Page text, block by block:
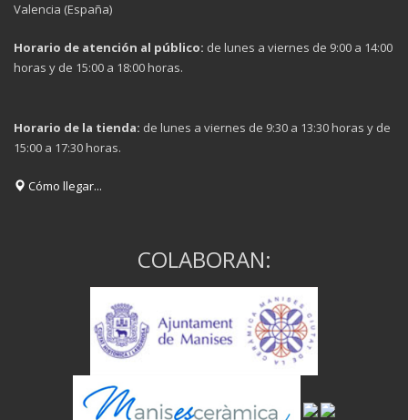
Valencia (España)
Horario de atención al público: de lunes a viernes de 9:00 a 14:00
horas y de 15:00 a 18:00 horas.
Horario de la tienda: de lunes a viernes de 9:30 a 13:30 horas y de
15:00 a 17:30 horas.
Cómo llegar...
COLABORAN: